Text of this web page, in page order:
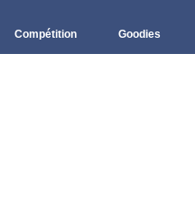
Compétition Goodies